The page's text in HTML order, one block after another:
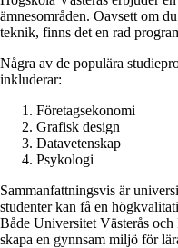
ämnesområden. Oavsett om
teknik, finns det en rad
Några av de populära
inkluderar:
Företagsekonomi
Grafisk design
Datavetenskap
Psykologi
Sammanfattningsvis är
studenter kan få en
Både Universitet Västerås
skapa en gynnsam miljö för